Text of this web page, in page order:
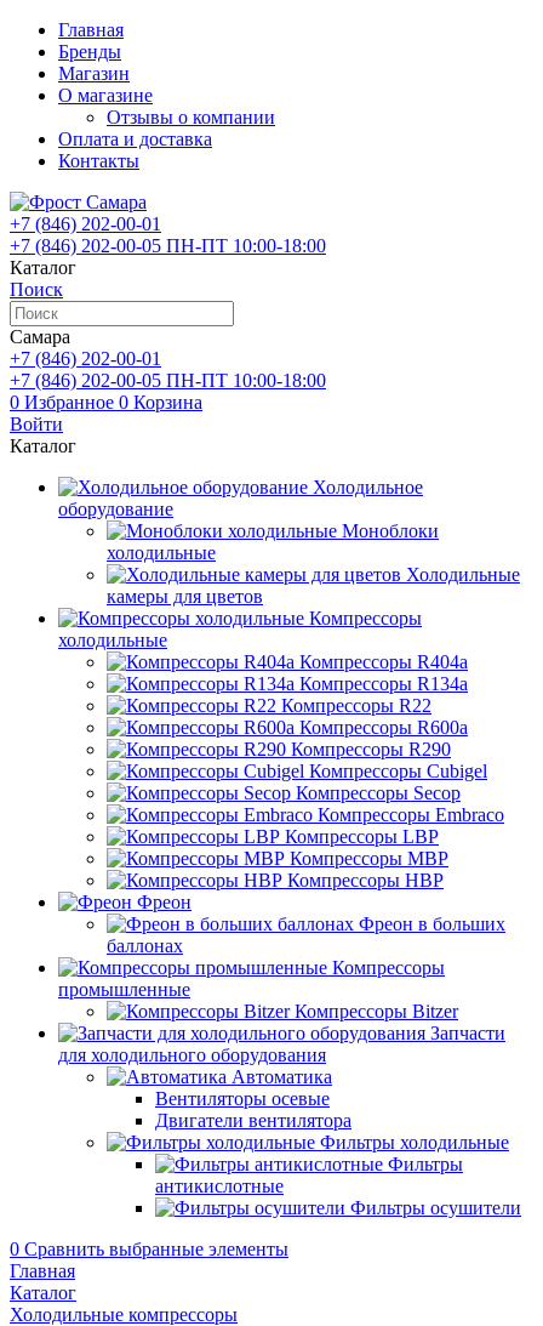
Главная
Бренды
Магазин
О магазине
Отзывы о компании
Оплата и доставка
Контакты
+7 (846) 202-00-01
+7 (846) 202-00-05 ПН-ПТ 10:00-18:00
Каталог
Поиск
Самара
+7 (846) 202-00-01
+7 (846) 202-00-05 ПН-ПТ 10:00-18:00
0 Избранное 0 Корзина
Войти
Каталог
Холодильное
оборудование
Моноблоки
холодильные
Холодильные
камеры для цветов
Компрессоры
холодильные
Компрессоры R404a
Компрессоры R134a
Компрессоры R22
Компрессоры R600a
Компрессоры R290
Компрессоры Cubigel
Компрессоры Secop
Компрессоры Embraco
Компрессоры LBP
Компрессоры MBP
Компрессоры HBP
Фреон
Фреон в больших
баллонах
Компрессоры
промышленные
Компрессоры Bitzer
Запчасти
для холодильного оборудования
Автоматика
Вентиляторы осевые
Двигатели вентилятора
Фильтры холодильные
Фильтры
антикислотные
Фильтры осушители
0 Сравнить выбранные элементы
Главная
Каталог
Холодильные компрессоры